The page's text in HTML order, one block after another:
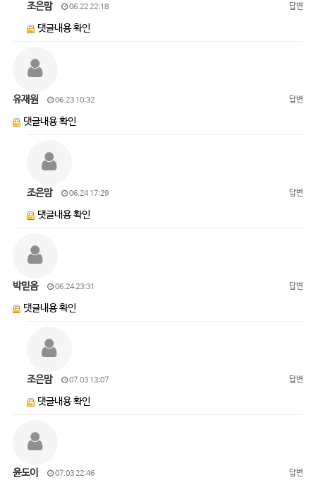
조은맘 06.22 22:18 답변
댓글내용 확인
유재원 06.23 10:32 답변
댓글내용 확인
조은맘 06.24 17:29 답변
댓글내용 확인
박믿음 06.24 23:31 답변
댓글내용 확인
조은맘 07.03 13:07 답변
댓글내용 확인
윤도이 07.03 22:46 답변